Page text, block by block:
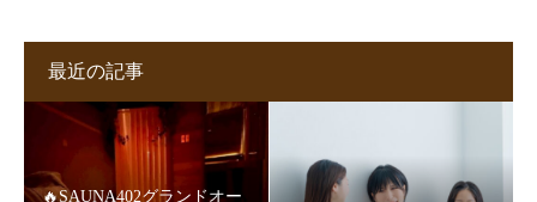
最近の記事
🔥SAUNA402グランドオー